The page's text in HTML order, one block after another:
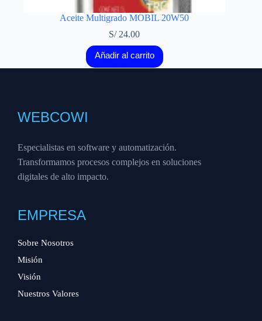
Aceite Multigrado MOBIL 20W50
S/24.00
Añadir al carrito
WEBCOWI
Especialistas en software y automatización.
Transformamos procesos complejos en soluciones
digitales de alto impacto.
EMPRESA
Sobre Nosotros
Misión
Visión
Nuestros Valores